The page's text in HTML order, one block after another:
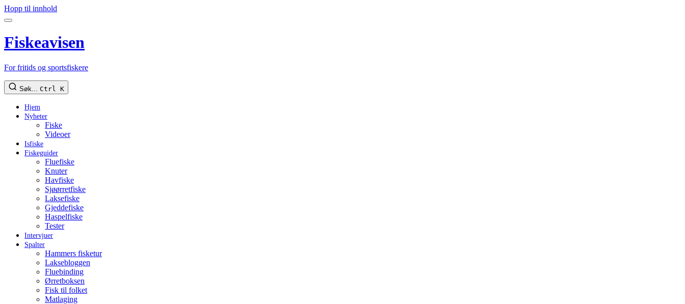
Hopp til innhold
Fiskeavisen
For fritids og sportsfiskere
Søk... Ctrl K
Hjem
Nyheter
Fiske
Videoer
Isfiske
Fiskeguider
Fluefiske
Knuter
Havfiske
Sjøørretfiske
Laksefiske
Gjeddefiske
Haspelfiske
Tester
Intervjuer
Spalter
Hammers fisketur
Laksebloggen
Fluebinding
Ørretboksen
Fisk til folket
Matlaging